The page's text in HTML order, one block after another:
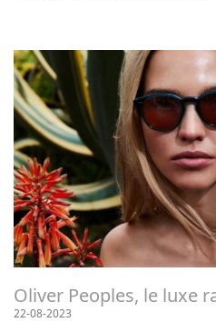
Oliver Peoples, le luxe
22-08-2023